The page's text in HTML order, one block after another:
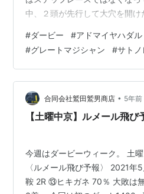
中、２頭が先行して大穴を開け
やステップレースを使うのはマ
ば、グレートマジシャンは毎日
収得賞金が足りない懸念が出
NHKマイルCも考えたという。
走は緊急事態なのだ。GⅠなのに
なら間…
#ダービー #アドマイヤハダル
#グレートマジシャン #サトノ
合同会社鷲田鷲男商店 • 5年前
【土曜中京】ルメール飛び
今週はダービーウィーク。 土
〈ルメール飛び予報〉 2021
鞍 2R ⑬ヒキガネ 70％ 大敗は